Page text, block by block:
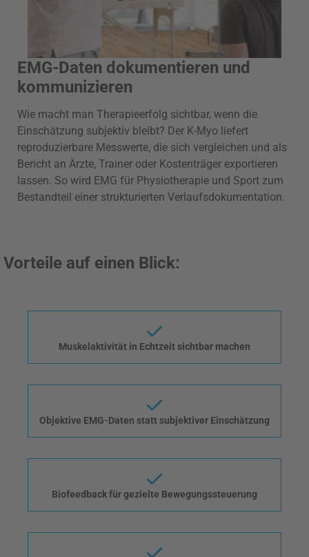
EMG-Daten dokumentieren und
kommunizieren
Wie macht man Therapieerfolg sichtbar, wenn die
Einschätzung subjektiv bleibt? Der K-Myo liefert
reproduzierbare Messwerte, die sich vergleichen und als
Bericht an Ärzte, Trainer oder Kostenträger exportieren
lassen. So wird EMG für Physiotherapie und Sport zum
Bestandteil einer strukturierten Verlaufsdokumentation.
Vorteile auf einen Blick:
Muskelaktivität in Echtzeit sichtbar machen
Objektive EMG-Daten statt subjektiver Einschätzung
Biofeedback für gezielte Bewegungssteuerung